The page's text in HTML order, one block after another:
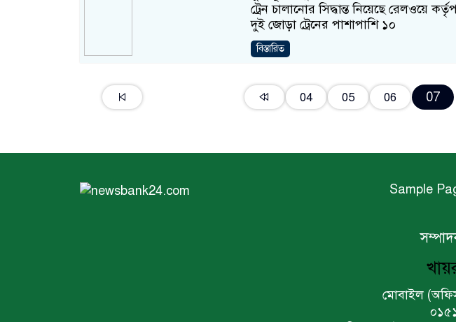
ট্রেন চালানোর সিদ্ধান্ত নিয়েছে রেলওয়ে
দুই জোড়া ট্রেনের পাশাপাশি ১০
বিস্তারিত
04 05 06 07
Sample
মোবাইল